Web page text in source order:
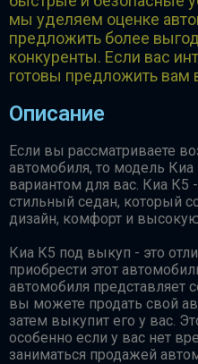
мы уделяем оценке
предложить более
конкуренты. Если вас
готовы предложить вам
Описание
Если вы рассматриваете
автомобиля, то модель
вариантом для вас. Киа К5
стильный седан, который
дизайн, комфорт и
Киа К5 под выкуп - это
приобрести этот
автомобиля представляет
вы можете продать свой
затем выкупит его у вас.
особенно если у вас нет
заниматься продажей